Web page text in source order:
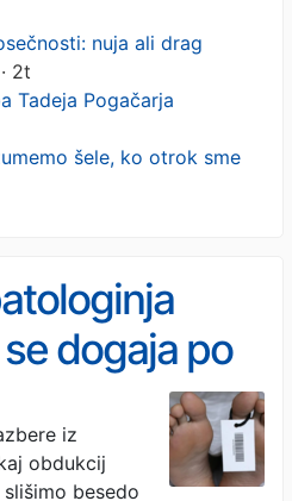
nuja ali drag
2t
Tadeja Pogačarja
šele, ko otrok sme
dogaja po
je vse
rešujejo
iz
obdukcij
besedo